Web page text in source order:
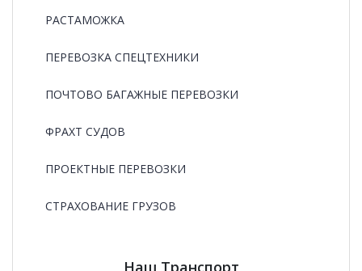
РАСТАМОЖКА
ПЕРЕВОЗКА СПЕЦТЕХНИКИ
ПОЧТОВО БАГАЖНЫЕ ПЕРЕВОЗКИ
ФРАХТ СУДОВ
ПРОЕКТНЫЕ ПЕРЕВОЗКИ
СТРАХОВАНИЕ ГРУЗОВ
Наш Транспорт